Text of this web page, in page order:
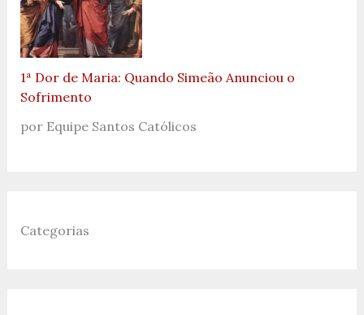
1ª Dor de Maria: Quando Simeão Anunciou o
Sofrimento
por Equipe Santos Católicos
Categorias